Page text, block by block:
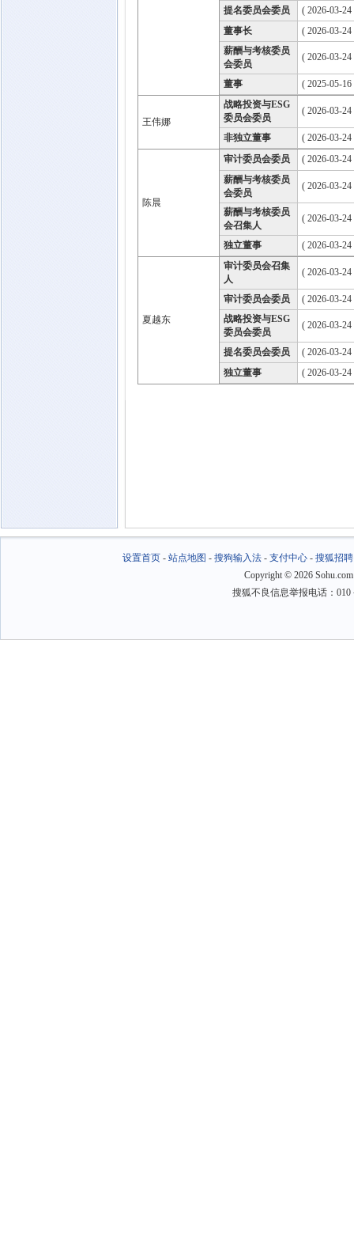
提名委员会委员
( 2026-03-
董事长
( 2026-03-
薪酬与考核委员
会委员
( 2026-03-
董事 ( 2025-05-
王伟娜
战略投资与ESG
委员会委员
( 2026-03-
非独立董事 ( 2026-03-
陈晨
审计委员会委员
( 2026-03-
薪酬与考核委员
会委员
( 2026-03-
薪酬与考核委员
会召集人
( 2026-03-
独立董事 ( 2026-03-
夏越东
审计委员会召集
人
( 2026-03-
审计委员会委员
( 2026-03-
战略投资与ESG
委员会委员
( 2026-03-
提名委员会委员
( 2026-03-
独立董事
( 2026-03-
设置首页- 站点地图 - 搜狗输入法- 支付中心- 搜狐招聘
Copyright © 2026
搜狐不良信息举报电话：010